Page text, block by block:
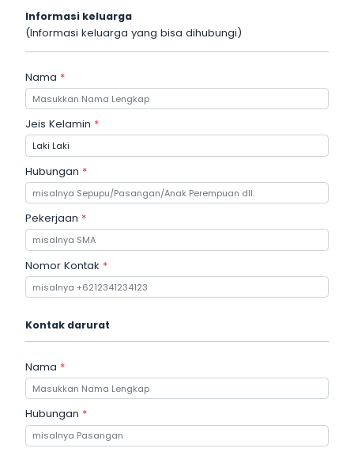
Informasi keluarga
(Informasi keluarga yang bisa dihubungi)
Nama *
Jeis Kelamin *
Hubungan *
Pekerjaan *
Nomor Kontak *
Kontak darurat
Nama *
Hubungan *